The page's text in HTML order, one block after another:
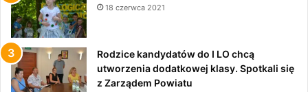
18 czerwca 2021
Rodzice kandydatów do I LO chcą
utworzenia dodatkowej klasy. Spotkali się
z Zarządem Powiatu